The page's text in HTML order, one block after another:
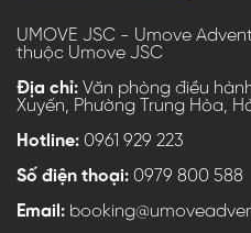
UMOVE JSC - Umove
thuộc Umove JSC
Địa chỉ: Văn phòng điều
Xuyến, Phường Trung Hòa,
Hotline: 0961 929 223
Số điện thoại: 0979 800 588
Email: